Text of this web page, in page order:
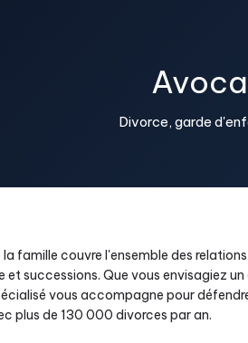
Divorce, garde
la famille couvre l'ensemble des
et successions. Que vous envisagiez
vous accompagne pour
plus de 130 000 divorces par an.